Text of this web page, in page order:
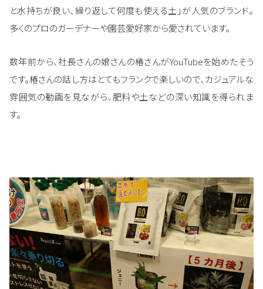
と水持ちが良い、繰り返して何度も使える土」が人気のブランド。
多くのプロのガーデナーや園芸愛好家から愛されています。
数年前から、社長さんの娘さんの椿さんがYouTubeを始めたそう
です。椿さんの話し方はとてもフランクで楽しいので、カジュアルな
雰囲気の動画を見ながら、肥料や土などの深い知識を得られま
す。